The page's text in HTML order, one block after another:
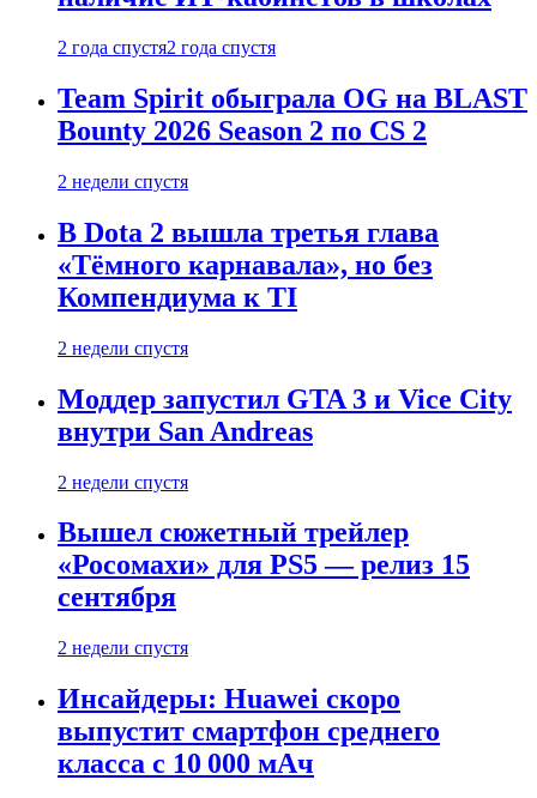
2 года спустя2 года спустя
Team Spirit обыграла OG на BLAST
Bounty 2026 Season 2 по CS 2
2 недели спустя
В Dota 2 вышла третья глава
«Тёмного карнавала», но без
Компендиума к TI
2 недели спустя
Моддер запустил GTA 3 и Vice City
внутри San Andreas
2 недели спустя
Вышел сюжетный трейлер
«Росомахи» для PS5 — релиз 15
сентября
2 недели спустя
Инсайдеры: Huawei скоро
выпустит смартфон среднего
класса с 10 000 мАч